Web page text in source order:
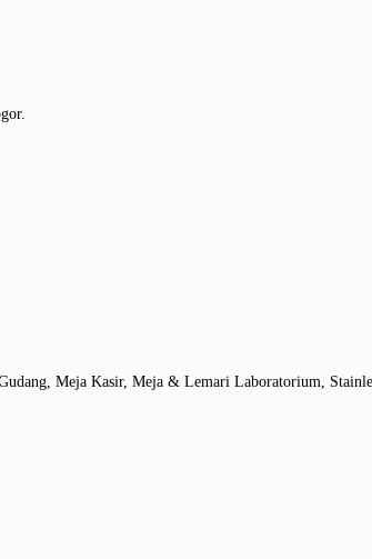
Meja Kasir, Meja & Lemari Laboratorium,